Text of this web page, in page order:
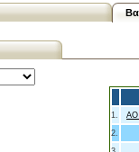
1.
ΑΟ
2.